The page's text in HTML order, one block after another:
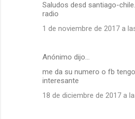
Saludos desd santiago-
radio
1 de noviembre de 2017 a
Anónimo dijo…
me da su numero o fb
interesante
18 de diciembre de 2017 a